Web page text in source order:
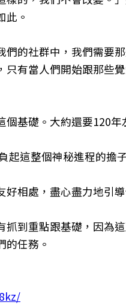
此。
的社群中，我們需
有當人們開始跟那
基礎。大約還要120年
這整個神秘進程的擔
相處，盡心盡力地引
到重點跟基礎，因
的任務。